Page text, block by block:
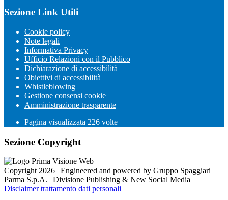
Sezione Link Utili
Cookie policy
Note legali
Informativa Privacy
Ufficio Relazioni con il Pubblico
Dichiarazione di accessibilità
Obiettivi di accessibilità
Whistleblowing
Gestione consensi cookie
Amministrazione trasparente
Pagina visualizzata 226 volte
Sezione Copyright
Copyright 2026 | Engineered and powered by Gruppo Spaggiari
Parma S.p.A. | Divisione Publishing & New Social Media
Disclaimer trattamento dati personali